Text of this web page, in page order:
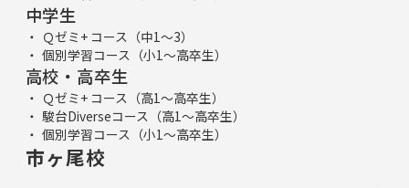
中学生
Ｑゼミ+ コース（中1～3）
個別学習コース（小1～高卒生）
高校・高卒生
Ｑゼミ+ コース（高1～高卒生）
駿台Diverseコース（高1～高卒生）
個別学習コース（小1～高卒生）
市ヶ尾校